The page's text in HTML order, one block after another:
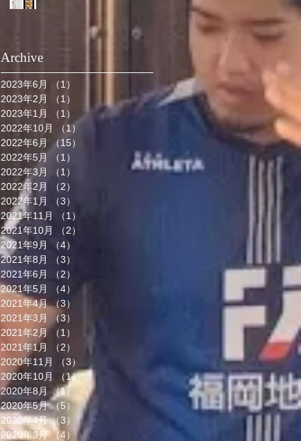
Archive
2023年6月 （1）
2023年2月
（1）
1件の記事
2023年1月
（1）
1件の記事
2022年10月
（1）
2022年6月
（15）
2022年5月
（1）
2022年3月
（1）
2022年2月
（2）
2022年1月
（3）
2021年11月
（1）
2021年10月
（2）
2021年9月
（4）
2021年8月
（3）
2021年6月
（2）
2021年5月
（4）
2021年4月 （3）
2021年3月
（3）
2021年2月
（1）
2021年1月
（2）
2件の記事
2020年11月
（3）
2020年10月
（1）1件の記事
2020年8月 （1）
1件の記事
2020年5月 （5）
5件の記事
2020年4月 （3）
3件の記事
2020年3月 （4）4件の記事